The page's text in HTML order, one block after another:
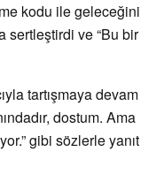
kodu ile geleceğini
sertleştirdi ve “Bu bir
tartışmaya devam
dostum. Ama
gibi sözlerle yanıt